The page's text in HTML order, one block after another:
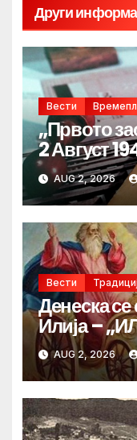
Други
Вести
„Првото
2 Август
AUG 2, 2026
Вести
Денеска
Илија –
AUG 2, 2026